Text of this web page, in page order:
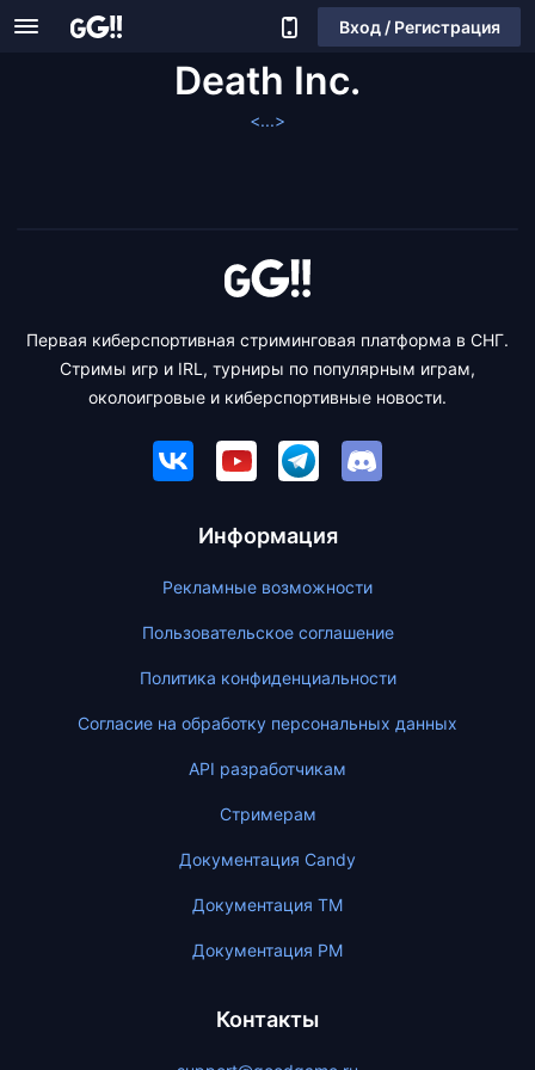
Вход / Регистрация
Death Inc.
<...>
Первая киберспортивная стриминговая платформа в СНГ.
Стримы игр и IRL, турниры по популярным играм,
околоигровые и киберспортивные новости.
Информация
Рекламные возможности
Пользовательское соглашение
Политика конфиденциальности
Согласие на обработку персональных данных
API разработчикам
Стримерам
Документация Candy
Документация ТМ
Документация PM
Контакты